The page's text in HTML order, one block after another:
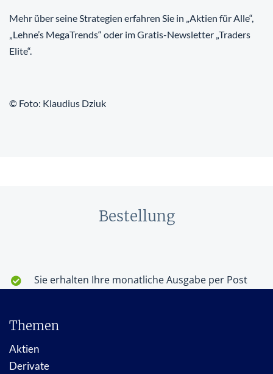
Mehr über seine Strategien erfahren Sie in „Aktien für Alle“,
„Lehne’s MegaTrends“ oder im Gratis-Newsletter „Traders
Elite“.
© Foto: Klaudius Dziuk
Bestellung
Themen
Aktien
Derivate